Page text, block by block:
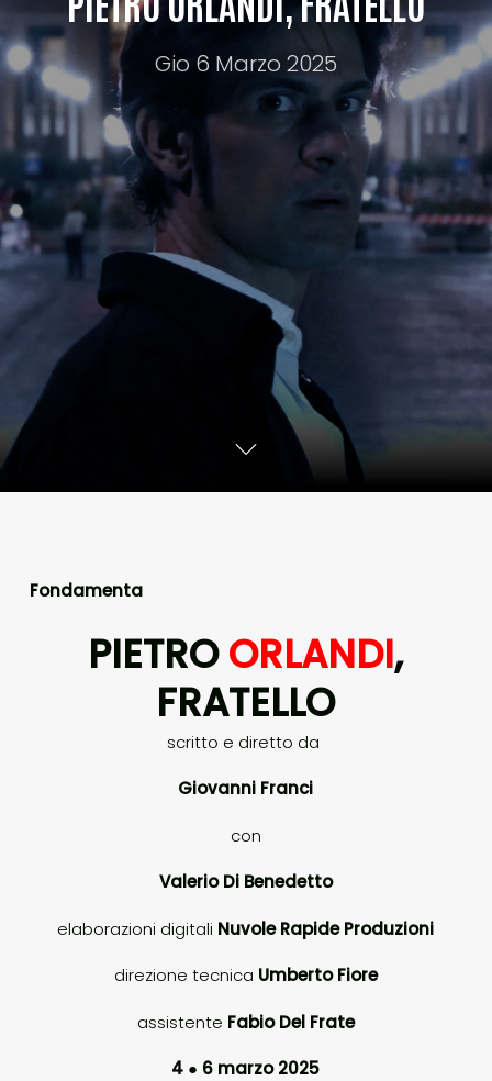
Gio 6 Marzo 2025
Fondamenta
PIETROORLANDI,
FRATELLO
scritto e diretto da
Giovanni Franci
con
Valerio Di Benedetto
elaborazioni digitali Nuvole Rapide Produzioni
direzione tecnica Umberto Fiore
assistente Fabio Del Frate
4 ● 6 marzo 2025